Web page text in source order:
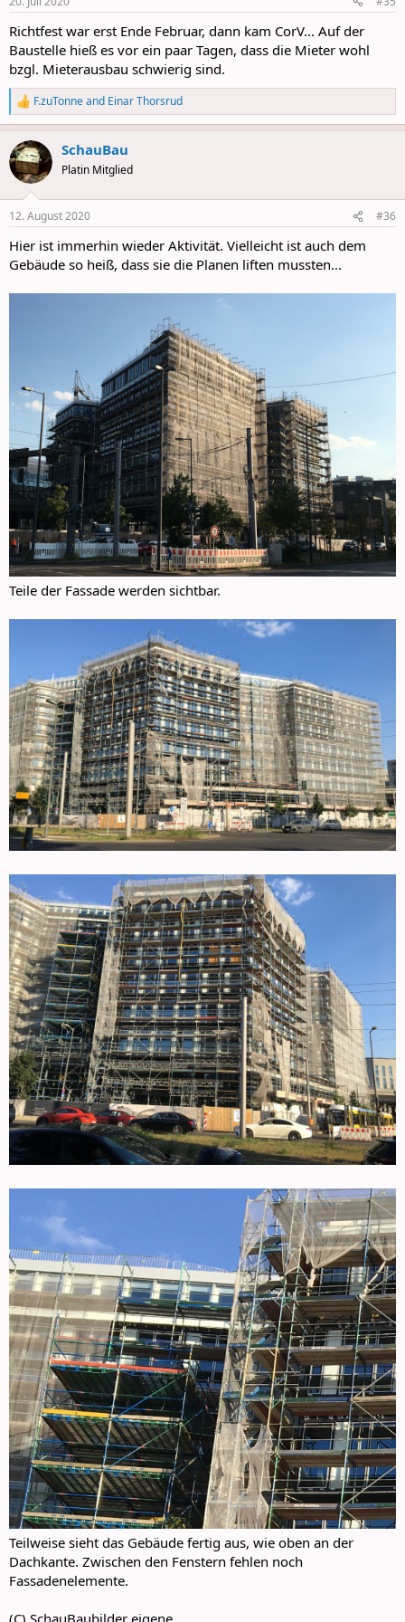
s
Richtfest war erst Ende Februar, dann kam CorV... Auf der
Baustelle hieß es vor ein paar Tagen, dass die Mieter wohl
bzgl. Mieterausbau schwierig sind.
R
e
a
c
t
i
s
F.zuTonneand Einar Thorsrud
SchauBau
Platin Mitglied
12. August 2020 #36
Hier ist immerhin wieder Aktivität. Vielleicht ist auch dem
Gebäude so heiß, dass sie die Planen liften mussten...
Teile der Fassade werden sichtbar.
Teilweise sieht das Gebäude fertig aus, wie oben an der
Dachkante. Zwischen den Fenstern fehlen noch
Fassadenelemente.
(C) SchauBaubilder eigene